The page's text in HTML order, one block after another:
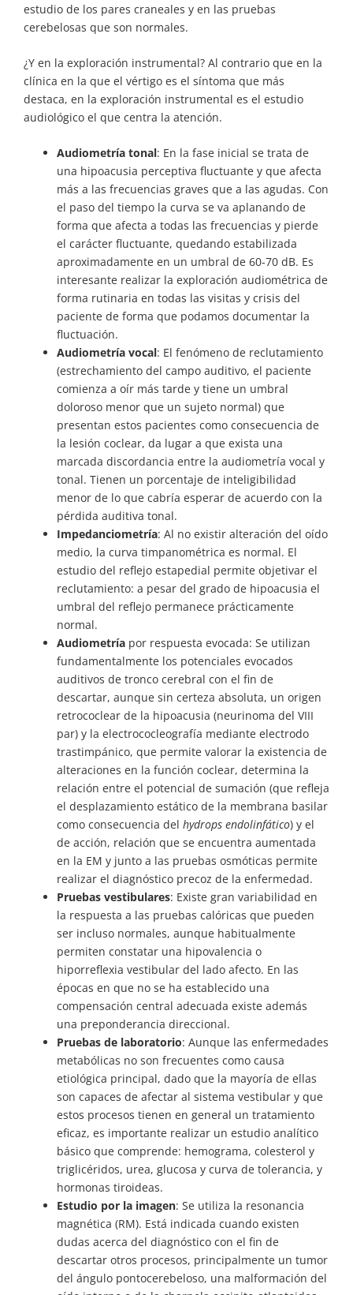
estudio de los pares craneales y en las pruebas
cerebelosas que son normales.
¿Y en la exploración instrumental? Al contrario que en la
clínica en la que el vértigo es el síntoma que más
destaca, en la exploración instrumental es el estudio
audiológico el que centra la atención.
Audiometría tonal: En la fase inicial se trata de
una hipoacusia perceptiva fluctuante y que afecta
más a las frecuencias graves que a las agudas. Con
el paso del tiempo la curva se va aplanando de
forma que afecta a todas las frecuencias y pierde
el carácter fluctuante, quedando estabilizada
aproximadamente en un umbral de 60-70 dB. Es
interesante realizar la exploración audiométrica de
forma rutinaria en todas las visitas y crisis del
paciente de forma que podamos documentar la
fluctuación.
Audiometría vocal: El fenómeno de reclutamiento
(estrechamiento del campo auditivo, el paciente
comienza a oír más tarde y tiene un umbral
doloroso menor que un sujeto normal) que
presentan estos pacientes como consecuencia de
la lesión coclear, da lugar a que exista una
marcada discordancia entre la audiometría vocal y
tonal. Tienen un porcentaje de inteligibilidad
menor de lo que cabría esperar de acuerdo con la
pérdida auditiva tonal.
Impedanciometría: Al no existir alteración del oído
medio, la curva timpanométrica es normal. El
estudio del reflejo estapedial permite objetivar el
reclutamiento: a pesar del grado de hipoacusia el
umbral del reflejo permanece prácticamente
normal.
Audiometría por respuesta evocada: Se utilizan
fundamentalmente los potenciales evocados
auditivos de tronco cerebral con el fin de
descartar, aunque sin certeza absoluta, un origen
retrococlear de la hipoacusia (neurinoma del VIII
par) y la electrococleografía mediante electrodo
trastimpánico, que permite valorar la existencia de
alteraciones en la función coclear, determina la
relación entre el potencial de sumación (que refleja
el desplazamiento estático de la membrana basilar
como consecuencia del hydrops endolinfático) y el
de acción, relación que se encuentra aumentada
en la EM y junto a las pruebas osmóticas permite
realizar el diagnóstico precoz de la enfermedad.
Pruebas vestibulares: Existe gran variabilidad en
la respuesta a las pruebas calóricas que pueden
ser incluso normales, aunque habitualmente
permiten constatar una hipovalencia o
hiporreflexia vestibular del lado afecto. En las
épocas en que no se ha establecido una
compensación central adecuada existe además
una preponderancia direccional.
Pruebas de laboratorio: Aunque las enfermedades
metabólicas no son frecuentes como causa
etiológica principal, dado que la mayoría de ellas
son capaces de afectar al sistema vestibular y que
estos procesos tienen en general un tratamiento
eficaz, es importante realizar un estudio analítico
básico que comprende: hemograma, colesterol y
triglicéridos, urea, glucosa y curva de tolerancia, y
hormonas tiroideas.
Estudio por la imagen: Se utiliza la resonancia
magnética (RM). Está indicada cuando existen
dudas acerca del diagnóstico con el fin de
descartar otros procesos, principalmente un tumor
del ángulo pontocerebeloso, una malformación del